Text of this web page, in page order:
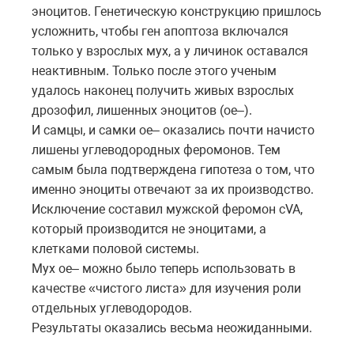
эноцитов. Генетическую конструкцию пришлось
усложнить, чтобы ген апоптоза включался
только у взрослых мух, а у личинок оставался
неактивным. Только после этого ученым
удалось наконец получить живых взрослых
дрозофил, лишенных эноцитов (oe–).
И самцы, и самки oe– оказались почти начисто
лишены углеводородных феромонов. Тем
самым была подтверждена гипотеза о том, что
именно эноциты отвечают за их производство.
Исключение составил мужской феромон cVA,
который производится не эноцитами, а
клетками половой системы.
Мух oe– можно было теперь использовать в
качестве «чистого листа» для изучения роли
отдельных углеводородов.
Результаты оказались весьма неожиданными.